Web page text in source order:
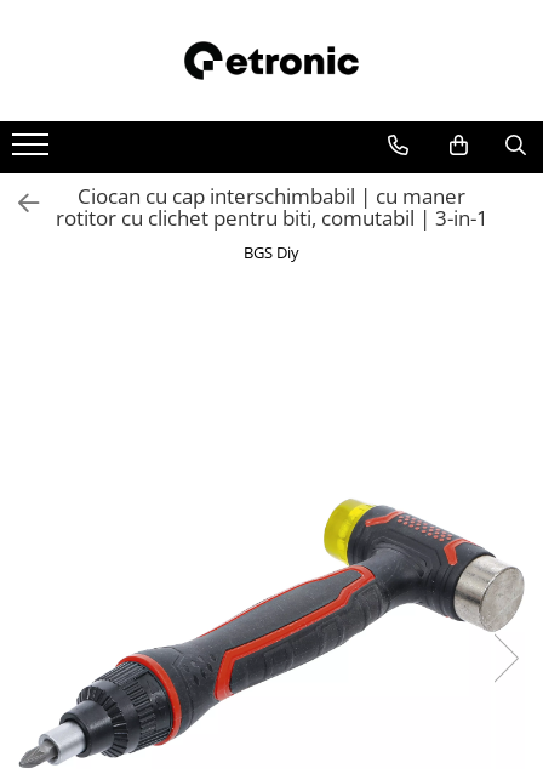
Ciocan cu cap interschimbabil | cu maner
rotitor cu clichet pentru biti, comutabil | 3-in-1
BGS Diy